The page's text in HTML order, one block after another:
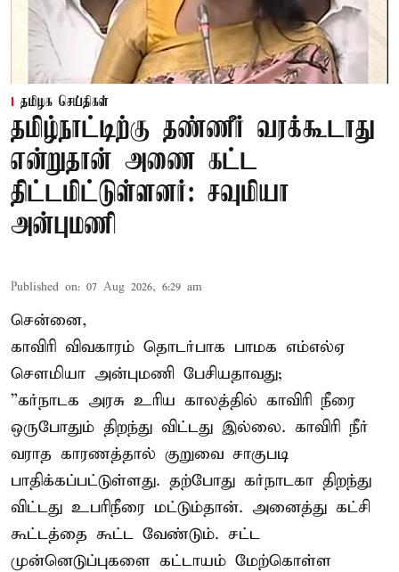
தமிழக செய்திகள்
தமிழ்நாட்டிற்கு தண்ணீர் வரக்கூடாது
என்றுதான் அணை கட்ட
திட்டமிட்டுள்ளனர்: சவுமியா
அன்புமணி
Published on: 07 Aug 2026, 6:29 am
சென்னை,
காவிரி விவகாரம் தொடர்பாக பாமக எம்எல்ஏ
சௌமியா அன்புமணி பேசியதாவது;
”கர்நாடக அரசு உரிய காலத்தில் காவிரி நீரை
ஒருபோதும் திறந்து விட்டது இல்லை. காவிரி நீர்
வராத காரணத்தால் குறுவை சாகுபடி
பாதிக்கப்பட்டுள்ளது. தற்போது கர்நாடகா திறந்து
விட்டது உபரிநீரை மட்டும்தான். அனைத்து கட்சி
கூட்டத்தை கூட்ட வேண்டும். சட்ட
முன்னெடுப்புகளை கட்டாயம் மேற்கொள்ள